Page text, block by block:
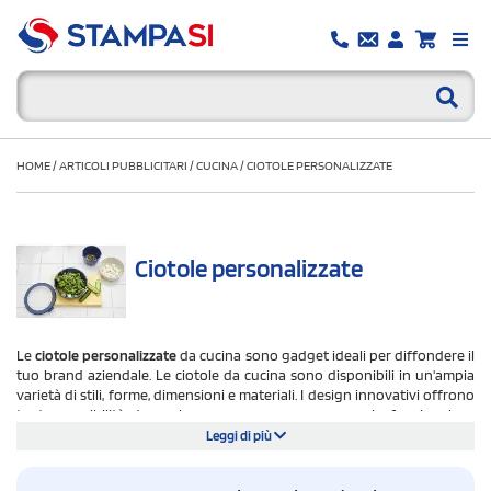
HOME/ARTICOLI PUBBLICITARI /CUCINA/CIOTOLE PERSONALIZZATE
Ciotole personalizzate
Leciotole personalizzateda cucina sono gadget ideali per diffondere il
tuo brand aziendale. Le ciotole da cucina sono disponibili in un'ampia
varietà di stili, forme, dimensioni e materiali. I design innovativi offrono
tante possibilità da esplorare per creare un omaggio funzionale e
originale. Con una ciotola personalizzata da cucina a portata di mano, è
Leggi di più